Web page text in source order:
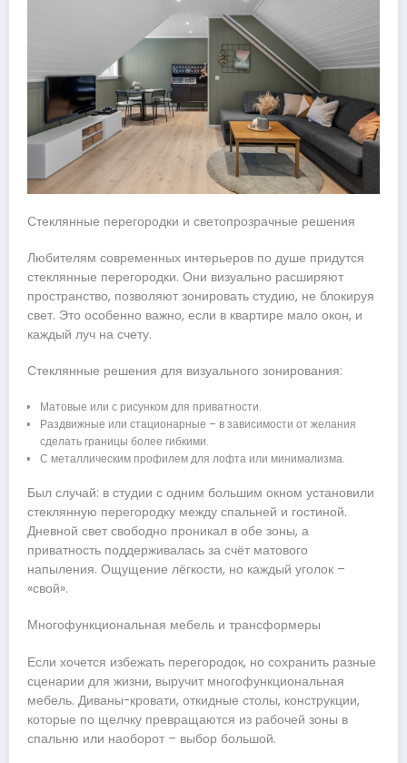
Стеклянные перегородки и светопрозрачные решения
Любителям современных интерьеров по душе придутся
стеклянные перегородки. Они визуально расширяют
пространство, позволяют зонировать студию, не блокируя
свет. Это особенно важно, если в квартире мало окон, и
каждый луч на счету.
Стеклянные решения для визуального зонирования:
Матовые или с рисунком для приватности.
Раздвижные или стационарные – в зависимости от желания
сделать границы более гибкими.
С металлическим профилем для лофта или минимализма.
Был случай: в студии с одним большим окном установили
стеклянную перегородку между спальней и гостиной.
Дневной свет свободно проникал в обе зоны, а
приватность поддерживалась за счёт матового
напыления. Ощущение лёгкости, но каждый уголок –
«свой».
Многофункциональная мебель и трансформеры
Если хочется избежать перегородок, но сохранить разные
сценарии для жизни, выручит многофункциональная
мебель. Диваны-кровати, откидные столы, конструкции,
которые по щелчку превращаются из рабочей зоны в
спальню или наоборот – выбор большой.